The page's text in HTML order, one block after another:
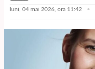
luni, 04 mai 2026, ora 11:42